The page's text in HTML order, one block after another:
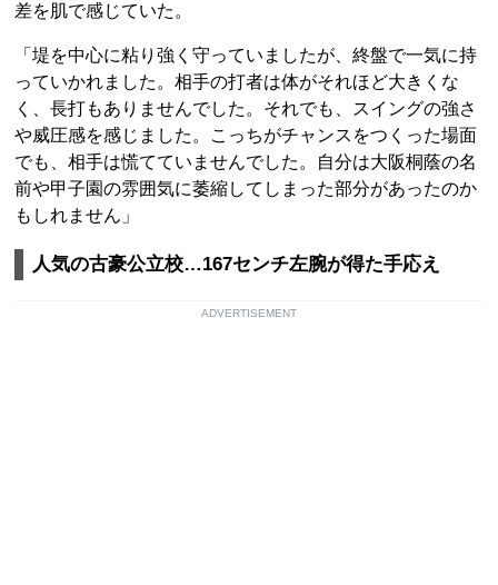
差を肌で感じていた。
「堤を中心に粘り強く守っていましたが、終盤で一気に持
っていかれました。相手の打者は体がそれほど大きくな
く、長打もありませんでした。それでも、スイングの強さ
や威圧感を感じました。こっちがチャンスをつくった場面
でも、相手は慌てていませんでした。自分は大阪桐蔭の名
前や甲子園の雰囲気に萎縮してしまった部分があったのか
もしれません」
人気の古豪公立校…167センチ左腕が得た手応え
ADVERTISEMENT